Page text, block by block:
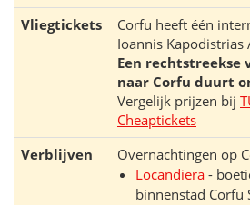
Vliegtickets
Corfu heeft één
Ioannis Kapodistrias
Een rechtstreekse
naar Corfu duurt
Vergelijk prijzen bij
Cheaptickets
Verblijven
Overnachtingen op
Locandiera -
binnenstad Corfu